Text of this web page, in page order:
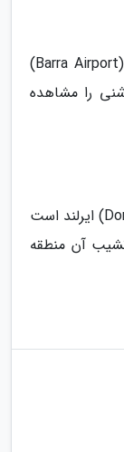
در هنگام فرود و بلند شدن از فرودگاه بارا (Barra Airport)
را مشاهده
بهترین رتبه مربوط به فرودگاه دانگال (Donegal) ایرلند است
آن منطقه